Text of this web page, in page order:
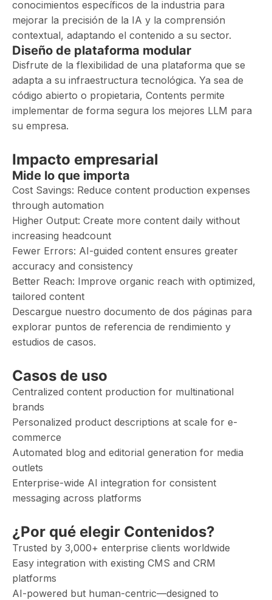
conocimientos específicos de la industria para
mejorar la precisión de la IA y la comprensión
contextual, adaptando el contenido a su sector.
Diseño de plataforma modular
Disfrute de la flexibilidad de una plataforma que se
adapta a su infraestructura tecnológica. Ya sea de
código abierto o propietaria, Contents permite
implementar de forma segura los mejores LLM para
su empresa.
Impacto empresarial
Mide lo que importa
Cost Savings: Reduce content production expenses
through automation
Higher Output: Create more content daily without
increasing headcount
Fewer Errors: AI-guided content ensures greater
accuracy and consistency
Better Reach: Improve organic reach with optimized,
tailored content
Descargue nuestro documento de dos páginas para
explorar puntos de referencia de rendimiento y
estudios de casos.
Casos de uso
Centralized content production for multinational
brands
Personalized product descriptions at scale for e-
commerce
Automated blog and editorial generation for media
outlets
Enterprise-wide AI integration for consistent
messaging across platforms
¿Por qué elegir Contenidos?
Trusted by 3,000+ enterprise clients worldwide
Easy integration with existing CMS and CRM
platforms
AI-powered but human-centric—designed to